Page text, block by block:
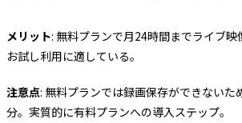
メリット: 無料プランで月24時間までライブ映
お試し利用に適している。
注意点: 無料プランでは録画保存ができないた
分。実質的に有料プランへの導入ステップ。